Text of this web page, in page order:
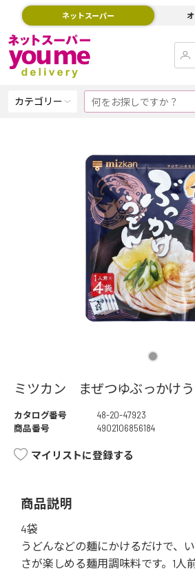
ネットスーパー
カテゴリー
ミツカン まぜつゆぶっかけ
カタログ番号
48-20-47923
商品番号
4902106856184
マイリストに登録する
商品説明
4袋
うどんなどの麺にかけるだけで、
さが楽しめる麺用調味料です。1人